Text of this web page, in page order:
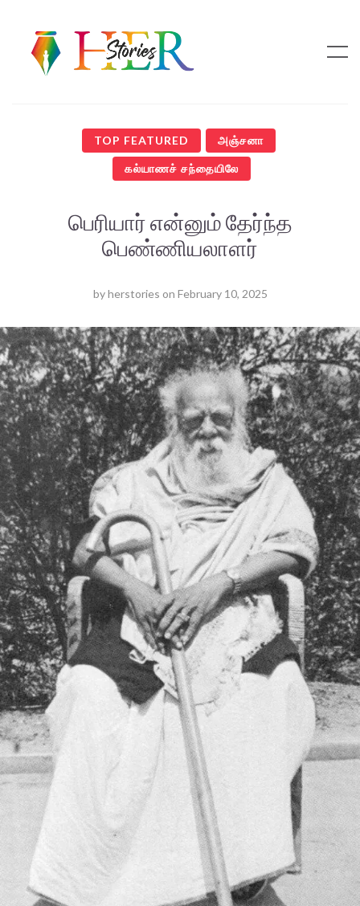
TOP FEATURED அஞ்சனா
கல்யாணச் சந்தையிலே
பெரியார் என்னும் தேர்ந்த
பெண்ணியலாளர்
byherstories on February 10, 2025